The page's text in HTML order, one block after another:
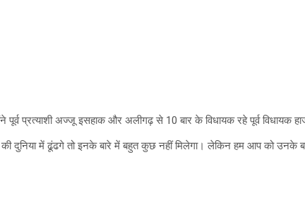
पूर्व प्रत्याशी अज्जू इसहाक और अलीगढ़ से 10 बार के विधायक रहे पूर्व विधायक
दुनिया में ढूंढगे तो इनके बारे में बहुत कुछ नहीं मिलेगा। लेकिन हम आप को